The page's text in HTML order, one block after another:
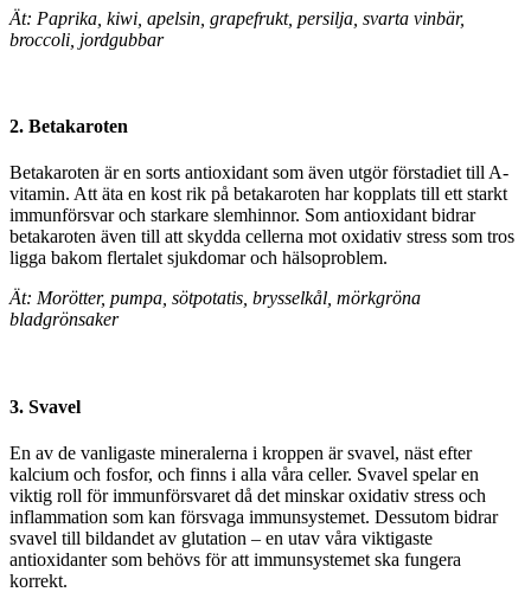
Ät: Paprika, kiwi, apelsin, grapefrukt, persilja, svarta vinbär,
broccoli, jordgubbar
2. Betakaroten
Betakaroten är en sorts antioxidant som även utgör förstadiet till A-
vitamin. Att äta en kost rik på betakaroten har kopplats till ett starkt
immunförsvar och starkare slemhinnor. Som antioxidant bidrar
betakaroten även till att skydda cellerna mot oxidativ stress som tros
ligga bakom flertalet sjukdomar och hälsoproblem.
Ät: Morötter, pumpa, sötpotatis, brysselkål, mörkgröna
bladgrönsaker
3. Svavel
En av de vanligaste mineralerna i kroppen är svavel, näst efter
kalcium och fosfor, och finns i alla våra celler. Svavel spelar en
viktig roll för immunförsvaret då det minskar oxidativ stress och
inflammation som kan försvaga immunsystemet. Dessutom bidrar
svavel till bildandet av glutation – en utav våra viktigaste
antioxidanter som behövs för att immunsystemet ska fungera
korrekt.